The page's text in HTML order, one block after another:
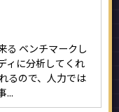
る ベンチマークし
ィに分析してくれ
るので、人力では
...